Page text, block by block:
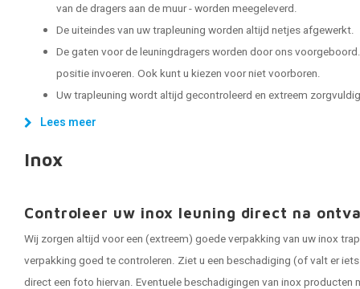
van de dragers aan de muur - worden meegeleverd.
De uiteindes van uw trapleuning worden altijd netjes afgewerkt.
De gaten voor de leuningdragers worden door ons
positie invoeren. Ook kunt u kiezen voor niet voorboren.
Uw trapleuning wordt altijd gecontroleerd en extreem
Lees meer
Inox
Controleer uw inox leuning direct na
Wij zorgen altijd voor een (extreem) goede verpakking van uw inox
verpakking goed te controleren. Ziet u een beschadiging (of valt er
direct een foto hiervan. Eventuele beschadigingen van inox producten